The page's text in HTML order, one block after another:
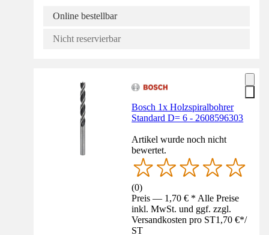
Online bestellbar
Nicht reservierbar
Bosch 1x Holzspiralbohrer
Standard D= 6 - 2608596303
Artikel wurde noch nicht
bewertet.
(0)
Preis — 1,70 € * Alle Preise
inkl. MwSt. und ggf. zzgl.
Versandkosten pro ST1,70 €*/
ST